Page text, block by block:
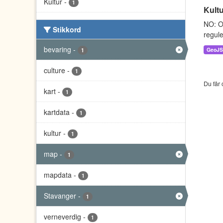
1
Stikkord
bevaring - 1
culture - 1
kart - 1
kartdata - 1
kultur - 1
map - 1
mapdata - 1
Stavanger - 1
verneverdig - 1
NO:
Du får